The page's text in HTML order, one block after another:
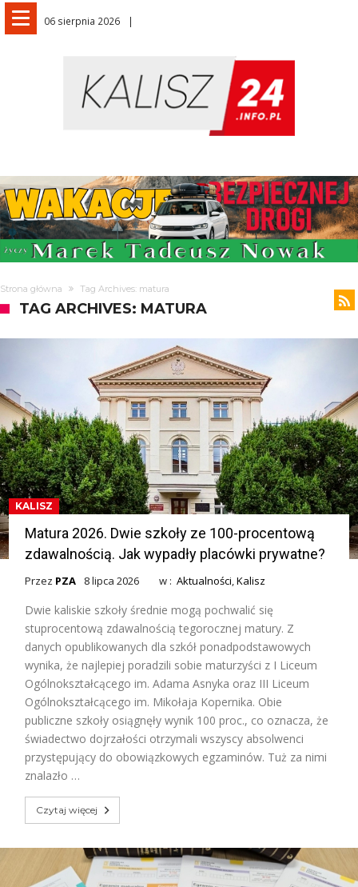
06 sierpnia 2026
Strona główna Tag Archives: matura
TAG ARCHIVES: MATURA
KALISZ
Matura 2026. Dwie szkoły ze 100-procentową
zdawalnością. Jak wypadły placówki prywatne?
Przez PZA 8 lipca 2026 w :Aktualności,Kalisz
Dwie kaliskie szkoły średnie mogą pochwalić się
stuprocentową zdawalnością tegorocznej matury. Z
danych opublikowanych dla szkół ponadpodstawowych
wynika, że najlepiej poradzili sobie maturzyści z I Liceum
Ogólnokształcącego im. Adama Asnyka oraz III Liceum
Ogólnokształcącego im. Mikołaja Kopernika. Obie
publiczne szkoły osiągnęły wynik 100 proc., co oznacza, że
świadectwo dojrzałości otrzymali wszyscy absolwenci
przystępujący do obowiązkowych egzaminów. Tuż za nimi
znalazło …
Czytaj więcej